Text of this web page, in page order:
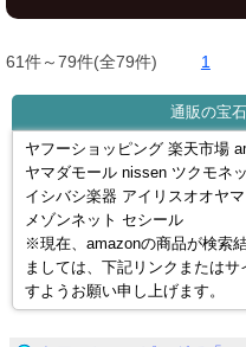
61件～79件(全79件) 1
通販の宝
ヤフーショッピング 楽天市場
ヤマダモール nissen ツクモネ
イシバシ楽器 アイリスオオヤ
メゾンネット セシール
※現在、amazonの商品が検索
ましては、下記リンクまたは
すようお願い申し上げます。